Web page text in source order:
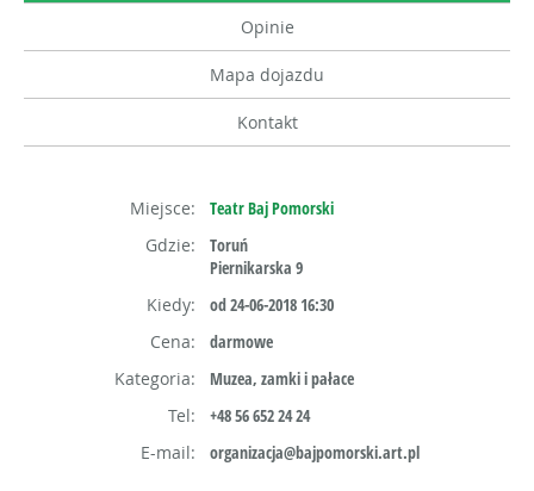
Opinie
Mapa dojazdu
Kontakt
Miejsce:
Teatr Baj Pomorski
Gdzie:
Toruń
Piernikarska 9
Kiedy:
od 24-06-2018 16:30
Cena:
darmowe
Kategoria:
Muzea, zamki i pałace
Tel:
+48 56 652 24 24
E-mail:
organizacja@bajpomorski.art.pl